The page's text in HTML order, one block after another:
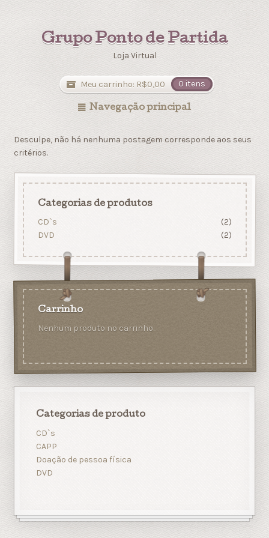
Grupo Ponto de Partida
Loja Virtual
Meu carrinho: R$0,00 0 itens
Navegação principal
Desculpe, não há nenhuma postagem corresponde aos seus
critérios.
Categorias de produtos
CD`s
(2)
DVD
(2)
Carrinho
Nenhum produto no carrinho.
Categorias de produto
CD`s
CAPP
Doação de pessoa física
DVD